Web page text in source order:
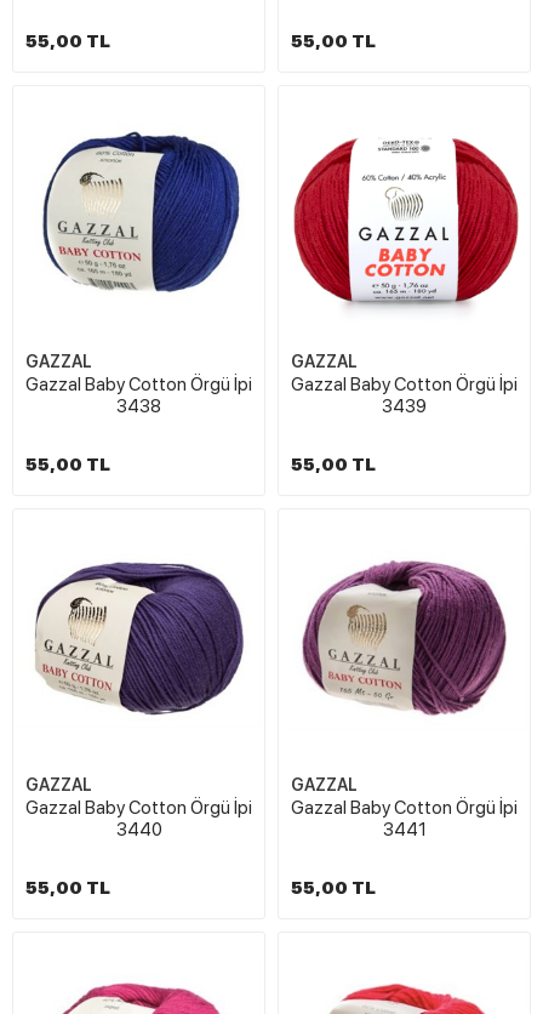
55,00 TL 55,00 TL
GAZZAL
Gazzal Baby Cotton Örgü İpi
3438
55,00 TL
GAZZAL
Gazzal Baby Cotton Örgü İpi
3439
55,00 TL
GAZZAL
Gazzal Baby Cotton Örgü İpi
3440
55,00 TL
GAZZAL
Gazzal Baby Cotton Örgü İpi
3441
55,00 TL